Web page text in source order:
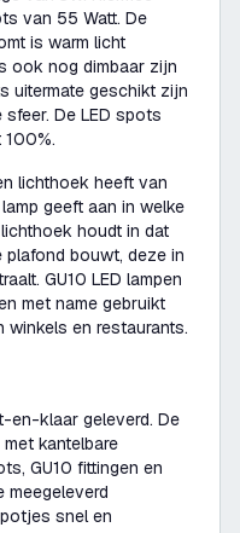
van 55 Watt. De
is warm licht
ook nog dimbaar zijn
uitermate geschikt zijn
De LED spots
lichthoek heeft van
geeft aan in welke
houdt in dat
bouwt, deze in
GU10 LED lampen
met name gebruikt
winkels en restaurants.
en-klaar geleverd. De
kantelbare
GU10 fittingen en
meegeleverd
snel en